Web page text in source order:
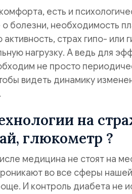
есть и
болезни, необходимость
страх гипо- или
нагрузку. А ведь для
не просто
видеть динамику
на
глюкометр ?
медицина не стоят на
во все сферы
И контроль диабета не